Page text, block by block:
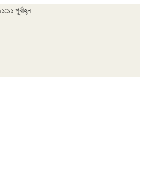
পূর্বাহ্ন